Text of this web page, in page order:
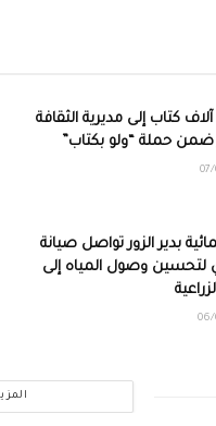
وصول 4 آلاف كتاب إلى مديرية الثقافة
ضمن حملة “ولو بكتاب”
بدير الزور تواصل صيانة
لتحسين وصول المياه إلى